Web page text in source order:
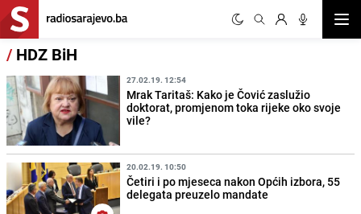
/ HDZ BiH
27.02.19. 12:54
Mrak Taritaš: Kako je Čović zaslužio
doktorat, promjenom toka rijeke oko svoje
vile?
20.02.19. 10:50
Četiri i po mjeseca nakon Općih izbora, 55
delegata preuzelo mandate